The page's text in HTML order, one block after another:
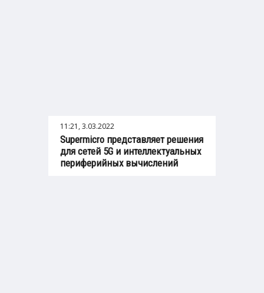
11:21, 3.03.2022
Supermicro представляет решения
для сетей 5G и интеллектуальных
периферийных вычислений